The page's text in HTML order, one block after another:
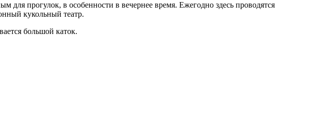
для прогулок, в особенности в вечернее время. Ежегодно здесь проводятся
кукольный театр.
большой каток.